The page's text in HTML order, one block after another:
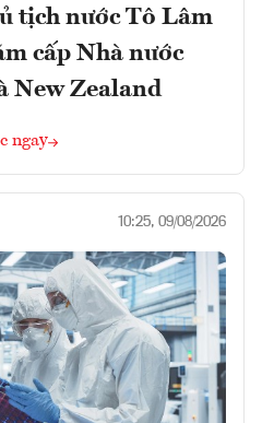
tịch nước Tô Lâm
cấp Nhà nước
New Zealand
ngay
10:25, 09/08/2026